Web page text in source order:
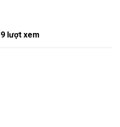
lượt xem